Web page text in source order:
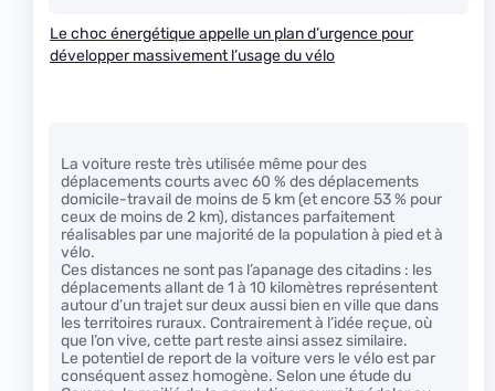
Le choc énergétique appelle un plan d’urgence pour
développer massivement l’usage du vélo
La voiture reste très utilisée même pour des
déplacements courts avec 60 % des déplacements
domicile-travail de moins de 5 km (et encore 53 % pour
ceux de moins de 2 km), distances parfaitement
réalisables par une majorité de la population à pied et à
vélo.
Ces distances ne sont pas l’apanage des citadins : les
déplacements allant de 1 à 10 kilomètres représentent
autour d’un trajet sur deux aussi bien en ville que dans
les territoires ruraux. Contrairement à l’idée reçue, où
que l’on vive, cette part reste ainsi assez similaire.
Le potentiel de report de la voiture vers le vélo est par
conséquent assez homogène. Selon une étude du